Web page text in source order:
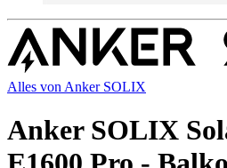
Alles von Anker SOLIX
Anker SOLIX